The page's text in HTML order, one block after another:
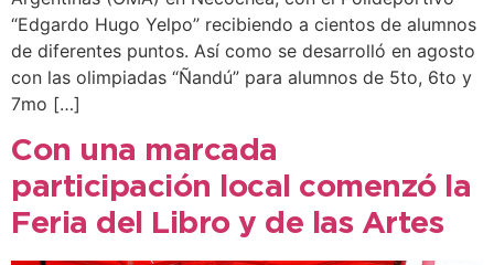
“Edgardo Hugo Yelpo” recibiendo a cientos de alumnos
de diferentes puntos. Así como se desarrolló en agosto
con las olimpiadas “Ñandú” para alumnos de 5to, 6to y
7mo […]
Con una marcada
participación local comenzó la
Feria del Libro y de las Artes